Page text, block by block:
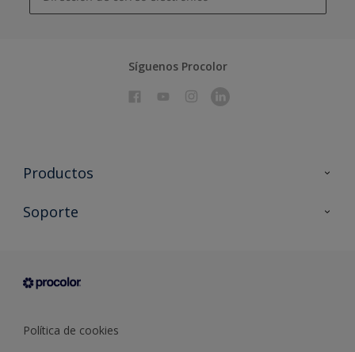
Síguenos Procolor
Productos
Todos los productos
Condiciones generales de venta
Soporte
Sobre Procolor
Política de cookies